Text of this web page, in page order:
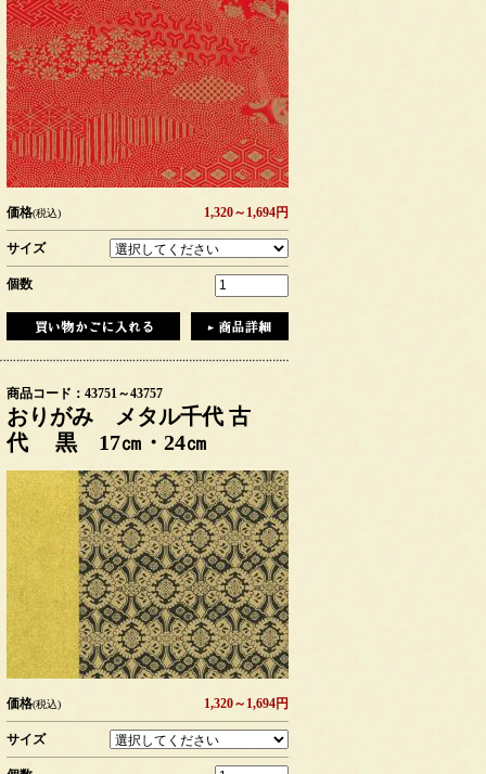
価格(税込) 1,320～1,694円
サイズ
個数
商品コード：43751～43757
おりがみ メタル千代 古
代 黒 17㎝・24㎝
価格(税込) 1,320～1,694円
サイズ